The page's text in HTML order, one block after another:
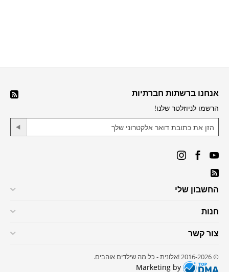
אנחנו ברשתות חברתיות
הרשמו לניוזלטר שלנו!
החשבון שלי
חנות
צור קשר
© 2016-2026 !אלונית - כל מה שילדים אוהבים.